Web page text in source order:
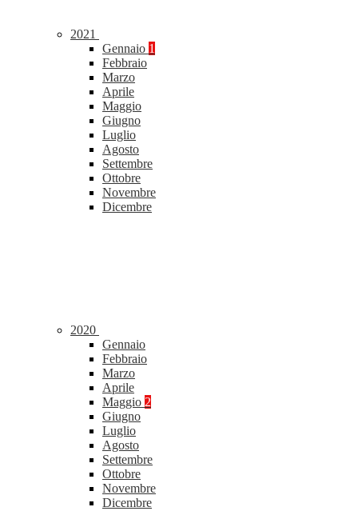
2021
Gennaio 1
Febbraio
Marzo
Aprile
Maggio
Giugno
Luglio
Agosto
Settembre
Ottobre
Novembre
Dicembre
2020
Gennaio
Febbraio
Marzo
Aprile
Maggio 2
Giugno
Luglio
Agosto
Settembre
Ottobre
Novembre
Dicembre